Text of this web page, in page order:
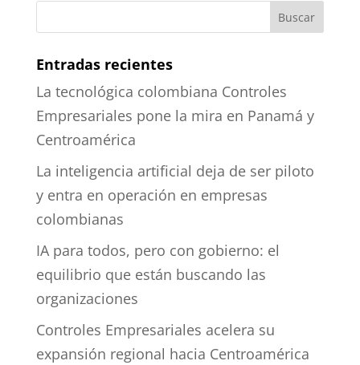
Entradas recientes
La tecnológica colombiana Controles
Empresariales pone la mira en Panamá y
Centroamérica
La inteligencia artificial deja de ser piloto
y entra en operación en empresas
colombianas
IA para todos, pero con gobierno: el
equilibrio que están buscando las
organizaciones
Controles Empresariales acelera su
expansión regional hacia Centroamérica